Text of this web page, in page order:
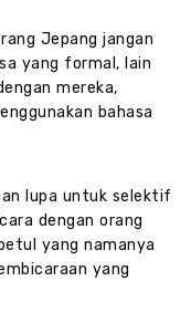
Jepang jangan
yang formal, lain
mereka,
bahasa
lupa untuk selektif
dengan orang
yang namanya
yang